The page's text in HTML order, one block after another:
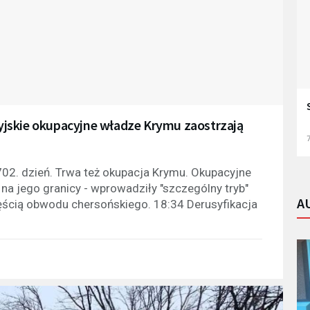
okupacyjne władze Krymu zaostrzają
dzień. Trwa też okupacja Krymu. Okupacyjne
jego granicy - wprowadziły "szczególny tryb"
obwodu chersońskiego. 18:34 Derusyfikacja